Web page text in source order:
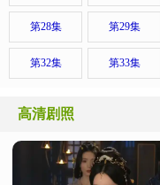
第28集 第29集
第32集 第33集
高清剧照